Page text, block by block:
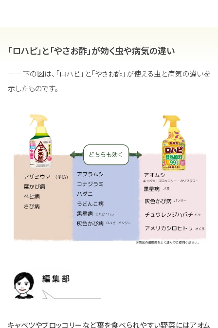
「ロハピ」と「やさお酢」が効く虫や病気の違い
ーー下の図は、「ロハピ」と「やさお酢」が使える虫と病気の違いを
示したものです。
キャベツやブロッコリーなど葉を食べられやすい野菜にはアオム